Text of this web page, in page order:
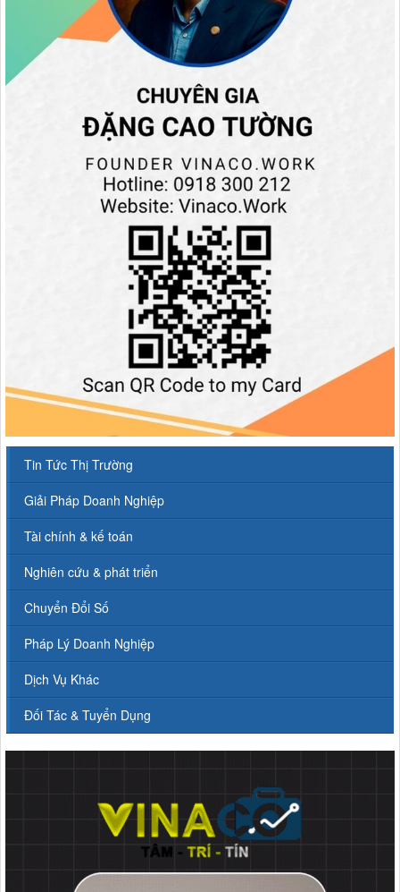
Tin Tức Thị Trường
Giải Pháp Doanh Nghiệp
Tài chính & kế toán
Nghiên cứu & phát triển
Chuyển Đổi Số
Pháp Lý Doanh Nghiệp
Dịch Vụ Khác
Đối Tác & Tuyển Dụng